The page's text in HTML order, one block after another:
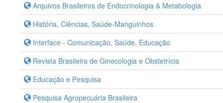
Arquivos Brasileiros de Endocrinologia & Metabologia
História, Ciências, Saúde-Manguinhos
Interface - Comunicação, Saúde, Educação
Revista Brasileira de Ginecologia e Obstetrícia
Educação e Pesquisa
Pesquisa Agropecuária Brasileira